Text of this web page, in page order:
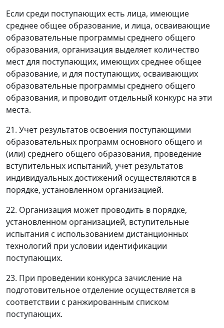
Если среди поступающих есть лица, имеющие
среднее общее образование, и лица, осваивающие
образовательные программы среднего общего
образования, организация выделяет количество
мест для поступающих, имеющих среднее общее
образование, и для поступающих, осваивающих
образовательные программы среднего общего
образования, и проводит отдельный конкурс на эти
места.
21. Учет результатов освоения поступающими
образовательных программ основного общего и
(или) среднего общего образования, проведение
вступительных испытаний, учет результатов
индивидуальных достижений осуществляются в
порядке, установленном организацией.
22. Организация может проводить в порядке,
установленном организацией, вступительные
испытания с использованием дистанционных
технологий при условии идентификации
поступающих.
23. При проведении конкурса зачисление на
подготовительное отделение осуществляется в
соответствии с ранжированным списком
поступающих.